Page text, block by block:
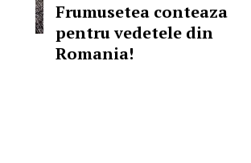
Frumusetea conteaza
pentru vedetele din
Romania!